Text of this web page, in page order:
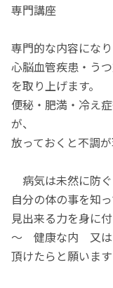
専門講座
専門的な内容にな
心脳血管疾患・う
を取り上げます。
便秘・肥満・冷え
が、
放っておくと不調
病気は未然に防
自分の体の事を知
見出来る力を身に付
～ 健康な内 又は
頂けたらと願いま